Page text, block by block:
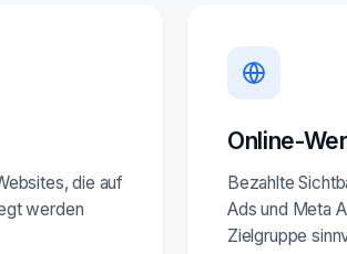
die auf
werden
Online-
Bezahlte
Ads und Meta
Zielgruppe